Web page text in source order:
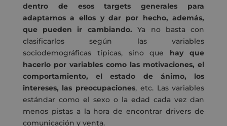
dentro de esos targets generales para
adaptarnos a ellos y dar por hecho, además,
que pueden ir cambiando. Ya no basta con
clasificarlos según las variables
sociodemográficas típicas, sino que hay que
hacerlo por variables como las motivaciones, el
comportamiento, el estado de ánimo, los
intereses, las preocupaciones, etc. Las variables
estándar como el sexo o la edad cada vez dan
menos pistas a la hora de encontrar drivers de
comunicación y venta.